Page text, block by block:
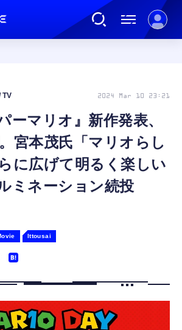
AI
ガジェット
ゲーム
カルチャー
FOLLOW US
ーマリオ』新作発表、
宮本茂氏「マリオらし
に広げて明るく楽しい
ミネーション続投
TV 2024 Mar 10 23:21
Ittousai